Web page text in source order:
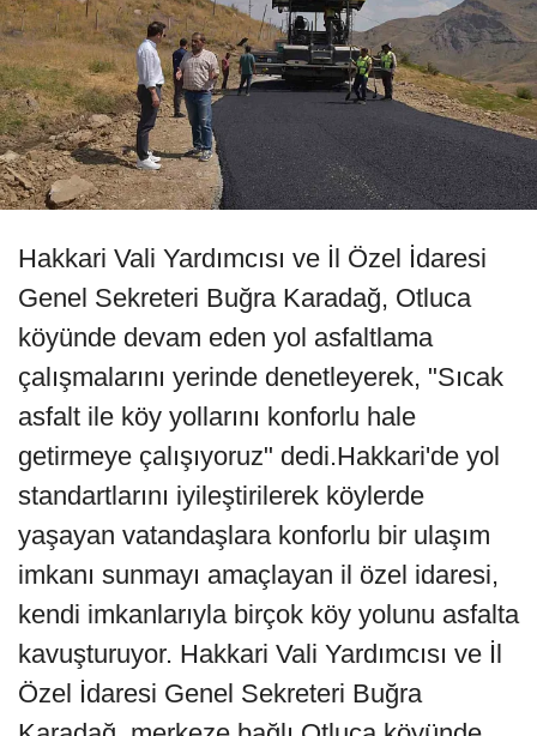
Hakkari Vali Yardımcısı ve İl Özel İdaresi
Genel Sekreteri Buğra Karadağ, Otluca
köyünde devam eden yol asfaltlama
çalışmalarını yerinde denetleyerek, "Sıcak
asfalt ile köy yollarını konforlu hale
getirmeye çalışıyoruz" dedi.Hakkari'de yol
standartlarını iyileştirilerek köylerde
yaşayan vatandaşlara konforlu bir ulaşım
imkanı sunmayı amaçlayan il özel idaresi,
kendi imkanlarıyla birçok köy yolunu asfalta
kavuşturuyor. Hakkari Vali Yardımcısı ve İl
Özel İdaresi Genel Sekreteri Buğra